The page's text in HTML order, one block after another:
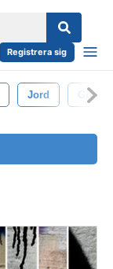
Registrera sig
Jord